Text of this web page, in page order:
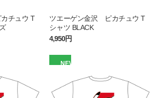
チュウ T
ツエーゲン金沢 ピカチュウ T
シャツ BLACK
4,950円
NEW